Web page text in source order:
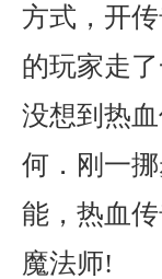
方式，开
的玩家走
没想到热
何．刚一
能，热血
魔法师!